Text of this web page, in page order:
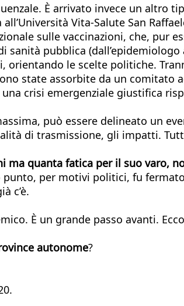
È arrivato invece un altro
Vita-Salute San
sulle vaccinazioni, che, pur
pubblica
le scelte politiche.
state assorbite da un comitato
crisi emergenziale giustifica
può essere delineato un
di trasmissione, gli impatti.
ma quanta fatica per il suo varo,
per motivi politici, fu
c’è.
È un grande passo avanti.
autonome?